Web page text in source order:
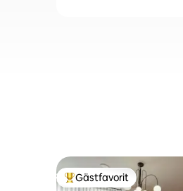
Populär gästfavorit
Gästfavorit